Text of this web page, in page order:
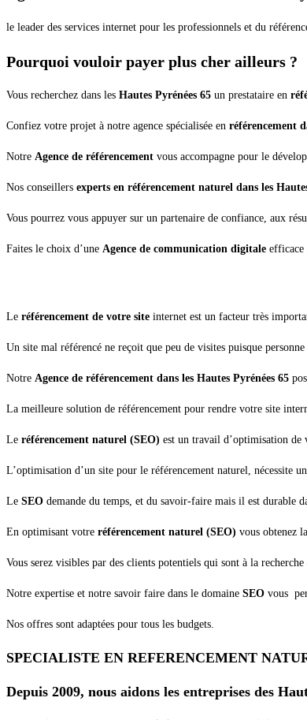
le leader des services internet pour les professionnels et du
Pourquoi vouloir payer plus cher ailleurs ?
Vous recherchez dans les Hautes Pyrénées 65 un prestataire en
Confiez votre projet à notre agence spécialisée en référencement
Notre Agence de référencement vous accompagne pour le
Nos conseillers experts en référencement naturel dans les
Vous pourrez vous appuyer sur un partenaire de confiance, aux
Faites le choix d’une Agence de communication digitale efficace
Le référencement de votre site internet est un facteur très
Un site mal référencé ne reçoit que peu de visites puisque
Notre Agence de référencement dans les Hautes Pyrénées 65
La meilleure solution de référencement pour rendre votre site
Le référencement naturel (SEO) est un travail d’optimisation de
L’optimisation d’un site pour le référencement naturel, nécessite
Le SEO demande du temps, et du savoir-faire mais il est durable
En optimisant votre référencement naturel (SEO) vous obtenez
Vous serez visibles par des clients potentiels qui sont à la
Notre expertise et notre savoir faire dans le domaine SEO vous
Nos offres sont adaptées pour tous les budgets.
SPECIALISTE EN REFERENCEMENT
Depuis 2009, nous aidons les entreprises des